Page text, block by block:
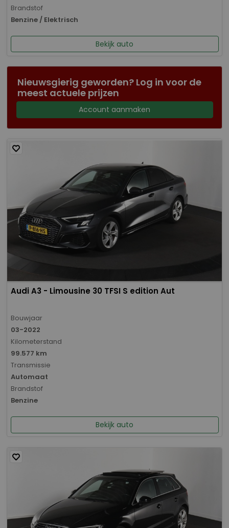
Brandstof
Benzine / Elektrisch
Bekijk auto
Nieuwsgierig geworden? Log in voor de
meest actuele prijzen
Account aanmaken
Audi A3 - Limousine 30 TFSI S edition Aut
Bouwjaar
03-2022
Kilometerstand
99.577 km
Transmissie
Automaat
Brandstof
Benzine
Bekijk auto